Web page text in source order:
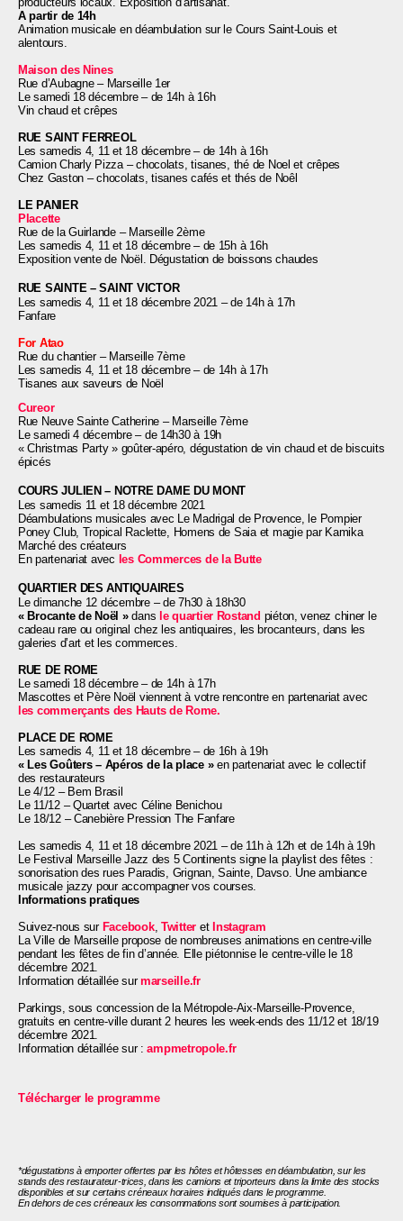
A partir de 14h
Animation musicale en déambulation sur le Cours Saint-Louis et
alentours.
Maison des Nines
Rue d’Aubagne – Marseille 1er
Le samedi 18 décembre– de 14h à 16h
Vin chaud et crêpes
RUE SAINT FERREOL
Les samedis 4, 11 et 18 décembre – de 14h à 16h
Camion Charly Pizza – chocolats, tisanes, thé de Noel et crêpes
Chez Gaston – chocolats, tisanes cafés et thés de Noêl
LE PANIER
Placette
Rue de la Guirlande – Marseille 2ème
Les samedis 4, 11 et 18 décembre– de 15h à 16h
Exposition vente de Noël. Dégustation de boissons chaudes
RUE SAINTE – SAINT VICTOR
Les samedis 4, 11 et 18 décembre 2021 – de 14h à 17h
Fanfare
For Atao
Rue du chantier – Marseille 7ème
Les samedis 4, 11 et 18 décembre – de 14h à 17h
Tisanes aux saveurs de Noël
Cureor
Rue Neuve Sainte Catherine – Marseille 7ème
Le samedi 4 décembre– de 14h30 à 19h
« Christmas Party » goûter-apéro, dégustation de vin chaud et de biscuits
épicés
COURS JULIEN – NOTRE DAME DU MONT
Les samedis 11 et 18 décembre 2021
Déambulations musicales avec Le Madrigal de Provence, le Pompier
Poney Club, Tropical Raclette, Homens de Saia et magie par Kamika
Marché des créateurs
En partenariat avec les Commerces de la Butte
QUARTIER DES ANTIQUAIRES
Le dimanche 12 décembre–de 7h30 à 18h30
« Brocante de Noël »dans le quartier Rostand piéton, venez chiner le
cadeau rare ou original chez les antiquaires, les brocanteurs, dans les
galeries d’art et les commerces.
RUE DE ROME
Le samedi 18 décembre– de 14h à 17h
Mascottes et Père Noël viennent à votre rencontre en partenariat avec
les commerçants des Hauts de Rome.
PLACE DE ROME
Les samedis 4, 11 et 18 décembre – de 16h à 19h
« Les Goûters – Apéros de la place »en partenariat avec le collectif
des restaurateurs
Le 4/12 – Bem Brasil
Le 11/12 – Quartet avec Céline Benichou
Le 18/12 – Canebière Pression The Fanfare
Les samedis 4, 11 et 18 décembre 2021 – de 11h à 12h et de 14h à 19h
Le Festival Marseille Jazz des 5 Continents signe la playlist des fêtes :
sonorisation des rues Paradis, Grignan, Sainte, Davso. Une ambiance
musicale jazzy pour accompagner vos courses.
Informations pratiques
Suivez-nous sur Facebook, Twitter etInstagram
La Ville de Marseille propose de nombreuses animations en centre-ville
pendant les fêtes de fin d’année. Elle piétonnise le centre-ville le 18
décembre 2021.
Information détaillée surmarseille.fr
Parkings, sous concession de la Métropole-Aix-Marseille-Provence,
gratuits en centre-ville durant 2 heures les week-ends des 11/12 et 18/19
décembre 2021.
Information détaillée sur :ampmetropole.fr
Télécharger le programme
*dégustations à emporter offertes par les hôtes et hôtesses en déambulation, sur les
stands des restaurateur-trices, dans les camions et triporteurs dans la limite des stocks
disponibles et sur certains créneaux horaires indiqués dans le programme.
En dehors de ces créneaux les consommations sont soumises à participation.